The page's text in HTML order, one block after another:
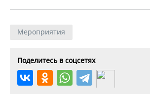
Мероприятия
Поделитесь в соцсетях